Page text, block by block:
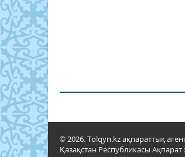
© 2026. Tolqyn.kz ақпараттық
Қазақстан Республикасы Ақпарат